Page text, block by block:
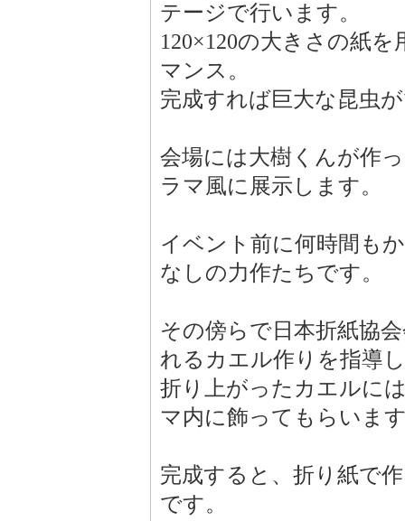
テージで行います。
120×120の大きさの紙
マンス。
完成すれば巨大な昆虫
会場には大樹くんが作
ラマ風に展示します。
イベント前に何時間も
なしの力作たちです。
その傍らで日本折紙協
れるカエル作りを指導
折り上がったカエルに
マ内に飾ってもらいま
完成すると、折り紙で
です。